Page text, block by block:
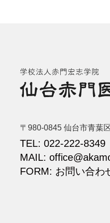
〒980-0845 仙台市青葉
TEL: 022-222-8349
MAIL:
FORM: お問い合わ